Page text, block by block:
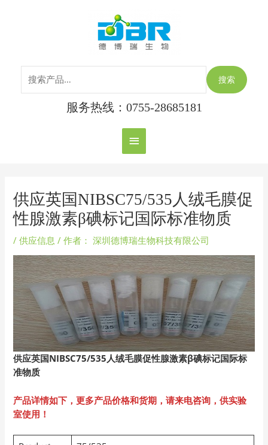
主
菜
单
搜索
服务热线：0755-28685181
供应英国NIBSC75/535人绒毛膜促
性腺激素β碘标记国际标准物质
/供应信息 / 作者： 深圳德博瑞生物科技有限公司
供应英国NIBSC75/535人绒毛膜促性腺激素β碘标记国际标
准物质
产品详情如下，更多产品价格和货期，请来电咨询，供实验
室使用！